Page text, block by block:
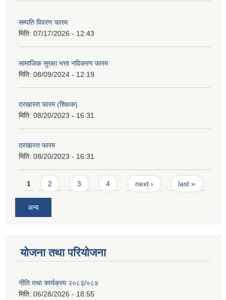
सम्पति विवरण फारम
मिति: 07/17/2026 - 12:43
सामाजिक सुरक्षा भत्ता नविकरण फारम
मिति: 08/09/2024 - 12:19
दरखास्त फारम (शिक्षक)
मिति: 08/20/2023 - 16:31
दरखास्त फारम
मिति: 08/20/2023 - 16:31
Pages
1 2 3 4 next › last »
अन्य
योजना तथा परियोजना
नीति तथा कार्यक्रम २०८३/०८४
मिति: 06/28/2026 - 18:55